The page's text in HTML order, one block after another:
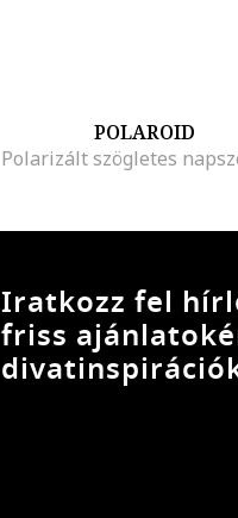
POLAROID
Iratkozz fel
friss